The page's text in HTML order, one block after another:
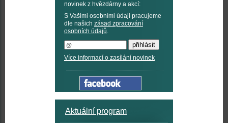
novinek z hvězdárny a akcí:
S Vašimi osobními údaji pracujeme
dle našich zásad zpracování
osobních údajů.
Více informací o zasílání novinek
Aktuální program